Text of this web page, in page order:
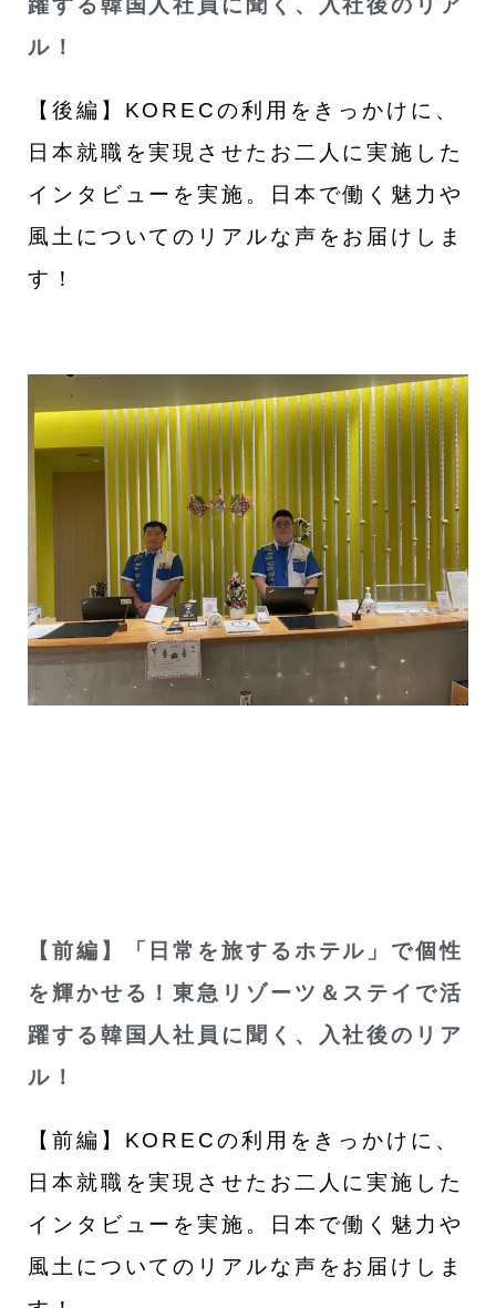
躍する韓国人社員に聞く、入社後のリア
ル！
【後編】KORECの利用をきっかけに、
日本就職を実現させたお二人に実施した
インタビューを実施。日本で働く魅力や
風土についてのリアルな声をお届けしま
す！
【前編】「日常を旅するホテル」で個性
を輝かせる！東急リゾーツ＆ステイで活
躍する韓国人社員に聞く、入社後のリア
ル！
【前編】KORECの利用をきっかけに、
日本就職を実現させたお二人に実施した
インタビューを実施。日本で働く魅力や
風土についてのリアルな声をお届けしま